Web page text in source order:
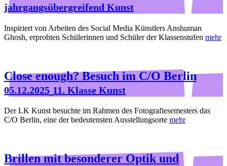
jahrgangsübergreifend Kunst
Inspiriert von Arbeiten des Social Media Künstlers Anshuman
Ghosh, erprobten Schülerinnen und Schüler der Klassenstufen mehr
Close enough? Besuch im C/O Berlin
05.12.2025 11. Klasse Kunst
Der LK Kunst besuchte im Rahmen des Fotografiesemesters das
C/O Berlin, eine der bedeutensten Ausstellungsorte mehr
Brillen mit besonderer Optik und